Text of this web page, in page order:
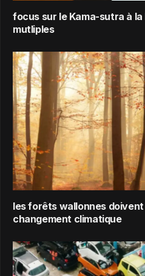
focus sur le Kama-sutra à
mutliples
les forêts wallonnes
changement climatique